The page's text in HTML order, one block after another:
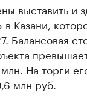
выставить и
в Казани,
Балансовая
На торги
млн руб.